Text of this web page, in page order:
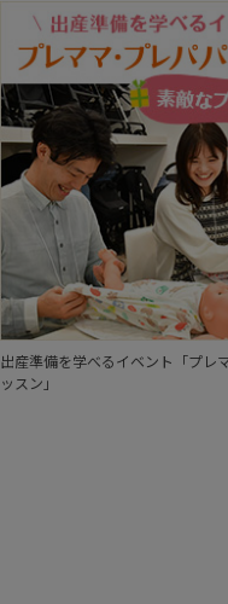
出産準備を学べるイベント「プレ
ッスン」